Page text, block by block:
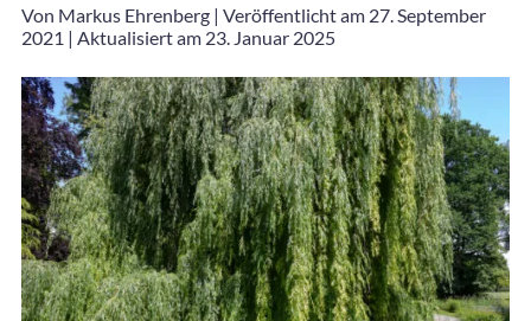
Von Markus Ehrenberg | Veröffentlicht am 27. September
2021 | Aktualisiert am 23. Januar 2025